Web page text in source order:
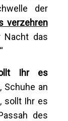
der
verzehren
Nacht das
Ihr es
Schuhe an
sollt Ihr es
des